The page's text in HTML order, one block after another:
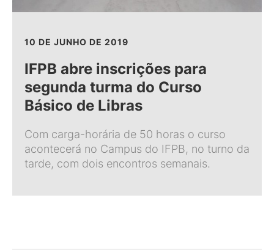
10 DE JUNHO DE 2019
IFPB abre inscrições para
segunda turma do Curso
Básico de Libras
Com carga-horária de 50 horas o curso
acontecerá no Campus do IFPB, no turno da
tarde, com dois encontros semanais.